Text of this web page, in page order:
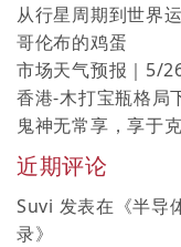
从行星周期到世界
哥伦布的鸡蛋
市场天气预报｜5/
香港-木打宝瓶格局
鬼神无常享，享于克
近期评论
Suvi 发表在《半导
录》